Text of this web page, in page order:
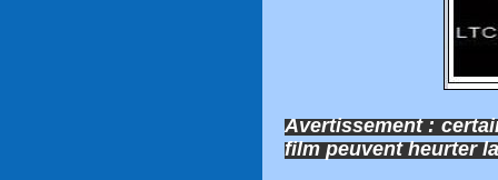
Avertissement :
film peuvent heurter